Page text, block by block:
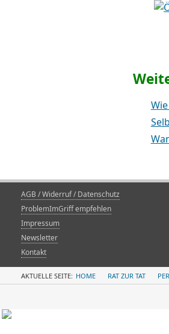
AGB / Widerruf / Datenschutz
ProblemImGriff empfehlen
Impressum
Newsletter
Kontakt
AKTUELLE SEITE: HOME RAT ZUR TAT